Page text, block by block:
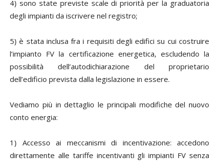
4) sono state previste scale di priorità per la graduatoria
degli impianti da iscrivere nel registro;
5) è stata inclusa fra i requisiti degli edifici su cui costruire
l’impianto FV la certificazione energetica, escludendo la
possibilità dell’autodichiarazione del proprietario
dell’edificio prevista dalla legislazione in essere.
Vediamo più in dettaglio le principali modifiche del nuovo
conto energia:
1) Accesso ai meccanismi di incentivazione: accedono
direttamente alle tariffe incentivanti gli impianti FV senza